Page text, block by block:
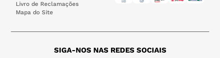
Livro de Reclamações
Mapa do Site
SIGA-NOS NAS REDES SOCIAIS